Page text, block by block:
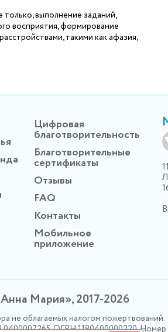
выполнение заданий,
восприятия, формирование
такими как афазия,
Цифровая
благотворительность
Благотворительные
сертификаты
Отзывы
FAQ
Контакты
Мобильное
приложение
Мария», 2017-2026
не облагаемых налогом пожертвований.
ОГРН 1180400000220.